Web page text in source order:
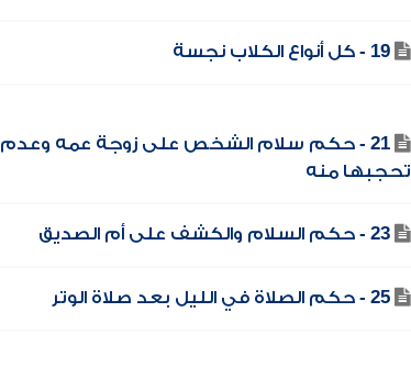
19 - كل أنواع الكلاب نجسة
21 - حكم سلام الشخص على زوجة عمه وعدم
تحجبها منه
23 - حكم السلام والكشف على أم الصديق
25 - حكم الصلاة في الليل بعد صلاة الوتر